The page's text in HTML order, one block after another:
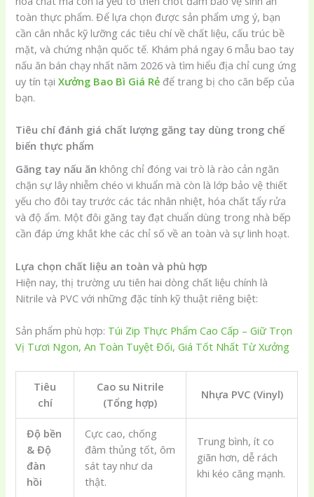
toàn thực phẩm. Để lựa chọn được sản phẩm ưng ý, bạn
cần cân nhắc kỹ lưỡng các tiêu chí về chất liệu, cấu trúc bề
mặt, và chứng nhận quốc tế. Khám phá ngay 6 mẫu bao tay
nấu ăn bán chạy nhất năm 2026 và tìm hiểu địa chỉ cung ứng
uy tín tạiXưởng Bao Bì Giá Rẻ để trang bị cho căn bếp của
bạn.
Tiêu chí đánh giá chất lượng găng tay dùng trong chế
biến thực phẩm
Găng tay nấu ăn không chỉ đóng vai trò là rào cản ngăn
chặn sự lây nhiễm chéo vi khuẩn mà còn là lớp bảo vệ thiết
yếu cho đôi tay trước các tác nhân nhiệt, hóa chất tẩy rửa
và độ ẩm. Một đôi găng tay đạt chuẩn dùng trong nhà bếp
cần đáp ứng khắt khe các chỉ số về an toàn và sự linh hoạt.
Lựa chọn chất liệu an toàn và phù hợp
Hiện nay, thị trường ưu tiên hai dòng chất liệu chính là
Nitrile và PVC với những đặc tính kỹ thuật riêng biệt:
Sản phẩm phù hợp: Túi Zip Thực Phẩm Cao Cấp – Giữ Trọn
Vị Tươi Ngon, An Toàn Tuyệt Đối, Giá Tốt Nhất Từ Xưởng
Tiêu
chí
Cao su Nitrile
(Tổng hợp)
Nhựa PVC (Vinyl)
Độ bền
& Độ
đàn
hồi
Cực cao, chống
đâm thủng tốt, ôm
sát tay như da
thật.
Trung bình, ít co
giãn hơn, dễ rách
khi kéo căng mạnh.